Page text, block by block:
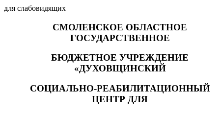
для слабовидящих
СМОЛЕНСКОЕ ОБЛАСТНОЕ
ГОСУДАРСТВЕННОЕ
БЮДЖЕТНОЕ УЧРЕЖДЕНИЕ
«ДУХОВЩИНСКИЙ
СОЦИАЛЬНО-РЕАБИЛИТАЦИОННЫЙ
ЦЕНТР ДЛЯ